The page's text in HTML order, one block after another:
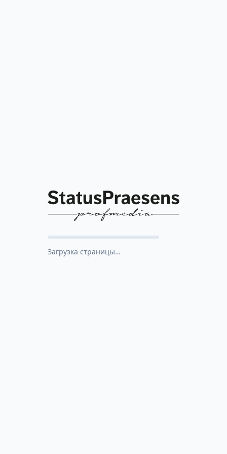
Загрузка страницы…